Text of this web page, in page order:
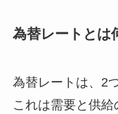
為替レートとは
為替レートは、2
これは需要と供